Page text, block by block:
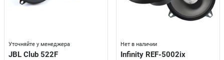
Уточняйте у менеджера
JBL Club 522F
Нет в наличии
Infinity REF-5002ix